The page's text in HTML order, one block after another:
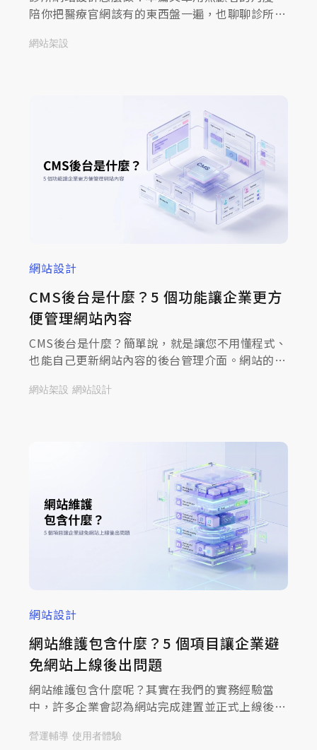
陪你把醫療官網該有的東西盤一遍，也聊聊診所
術，只談怎麼讓病患安心。
網站架設
網站設計
CMS後台是什麼？5 個功能讓企業更方
便管理網站內容
CMS後台是什麼？簡單說，就是讓您不用懂程式、
也能自己更新網站內容的後台管理介面。網站的文
改，不必每次都回頭找工程師。這篇就把CMS後台
網站架設 網站設計
網站設計
網站維護包含什麼？5 個項目讓企業避
免網站上線後出問題
網站維護包含什麼呢？其實在我們的實務經驗當
中，許多企業會認為網站完成建置並正式上線後，
於後續的穩定營運與持續維護。無論是主機與網域
營運輔導 使用者體驗